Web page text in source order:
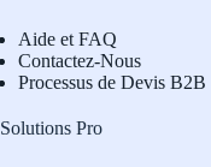
Aide et FAQ
Contactez-Nous
Processus de Devis B2B
Solutions Pro